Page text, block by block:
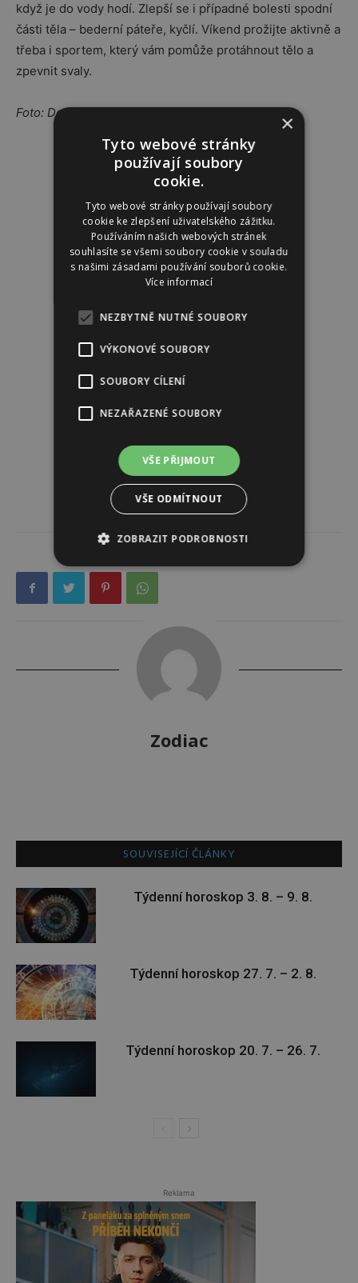
když je do vody hodí. Zlepší se i případné bolesti spodní
části těla – bederní páteře, kyčlí. Víkend prožijte aktivně a
třeba i sportem, který vám pomůže protáhnout tělo a
zpevnit svaly.
Foto: DepositPhotos.com/free/VitalikRadko
Reklama
Zodiac
SOUVISEJÍCÍ ČLÁNKY
Týdenní horoskop 3. 8. – 9. 8.
Týdenní horoskop 27. 7. – 2. 8.
Týdenní horoskop 20. 7. – 26. 7.
Reklama
×
Tyto webové stránky
používají soubory
cookie.
Tyto webové stránky používají soubory
cookie ke zlepšení uživatelského zážitku.
Používáním našich webových stránek
souhlasíte se všemi soubory cookie v souladu
s našimi zásadami používání souborů cookie.
Více informací
NEZBYTNĚ NUTNÉ SOUBORY
VÝKONOVÉ SOUBORY
SOUBORY CÍLENÍ
NEZAŘAZENÉ SOUBORY
VŠE PŘIJMOUT
VŠE ODMÍTNOUT
ZOBRAZIT PODROBNOSTI